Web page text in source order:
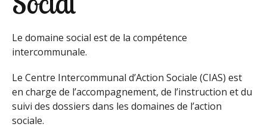
Le domaine social est de la compétence
intercommunale.
Le Centre Intercommunal d’Action Sociale (CIAS) est
en charge de l’accompagnement, de l’instruction et du
suivi des dossiers dans les domaines de l’action
sociale.